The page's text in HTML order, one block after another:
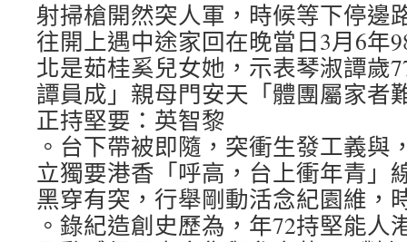
射掃槍開然突人軍，時候等下停邊
往開上遇中途家回在晚當日3月6年
北是茹桂奚兒女她，示表琴淑譚歲
譚員成」親母門安天「體團屬家者
正持堅要：英智黎
。台下帶被即隨，突衝生發工義與
立獨要港香「呼高，台上衝年青」
黑穿有突，行舉剛動活念紀園維，
。錄紀造創史歷為，年72持堅能人